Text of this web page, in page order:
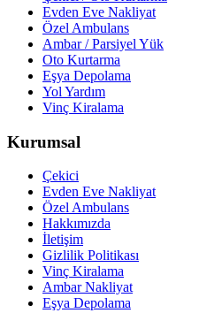
Evden Eve Nakliyat
Özel Ambulans
Ambar / Parsiyel Yük
Oto Kurtarma
Eşya Depolama
Yol Yardım
Vinç Kiralama
Kurumsal
Çekici
Evden Eve Nakliyat
Özel Ambulans
Hakkımızda
İletişim
Gizlilik Politikası
Vinç Kiralama
Ambar Nakliyat
Eşya Depolama